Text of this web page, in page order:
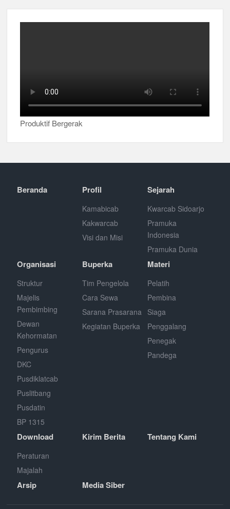
Produktif Bergerak
Beranda Profil
Kamabicab
Kakwarcab
Visi dan Misi
Sejarah
Kwarcab Sidoarjo
Pramuka
Indonesia
Pramuka Dunia
Organisasi
Struktur
Majelis
Pembimbing
Dewan
Kehormatan
Pengurus
DKC
Pusdiklatcab
Puslitbang
Pusdatin
BP 1315
Buperka
Tim Pengelola
Cara Sewa
Sarana Prasarana
Kegiatan Buperka
Materi
Pelatih
Pembina
Siaga
Penggalang
Penegak
Pandega
Download
Peraturan
Majalah
Kirim Berita Tentang Kami
Arsip Media Siber